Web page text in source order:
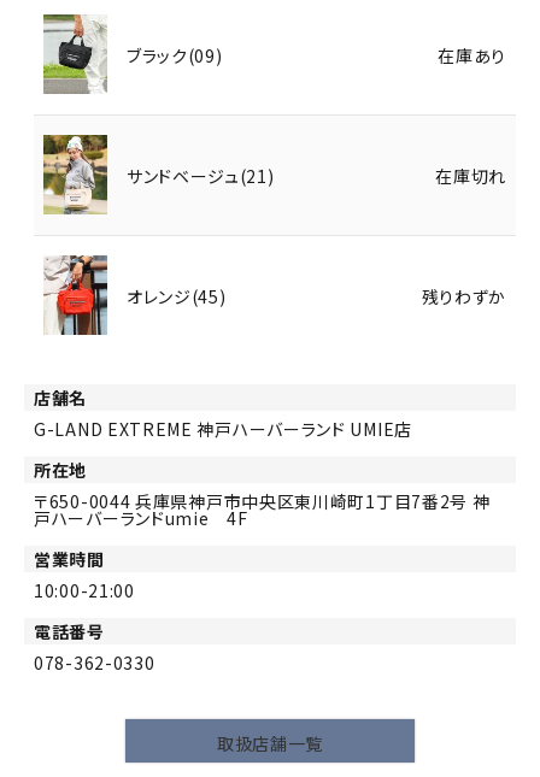
ブラック(09) 在庫あり
サンドベージュ(21) 在庫切れ
オレンジ(45) 残りわずか
店舗名
G-LAND EXTREME 神戸ハーバーランド UMIE店
所在地
650-0044 兵庫県神戸市中央区東川崎町1丁目7番2号 神
戸ハーバーランドumie 4F
営業時間
10:00-21:00
電話番号
078-362-0330
取扱店舗一覧